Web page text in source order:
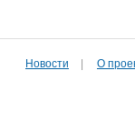
Новости О